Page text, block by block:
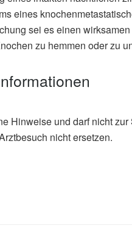
eines
sei es einen
zu hemmen oder zu
Hinweise und darf nicht
nicht ersetzen.